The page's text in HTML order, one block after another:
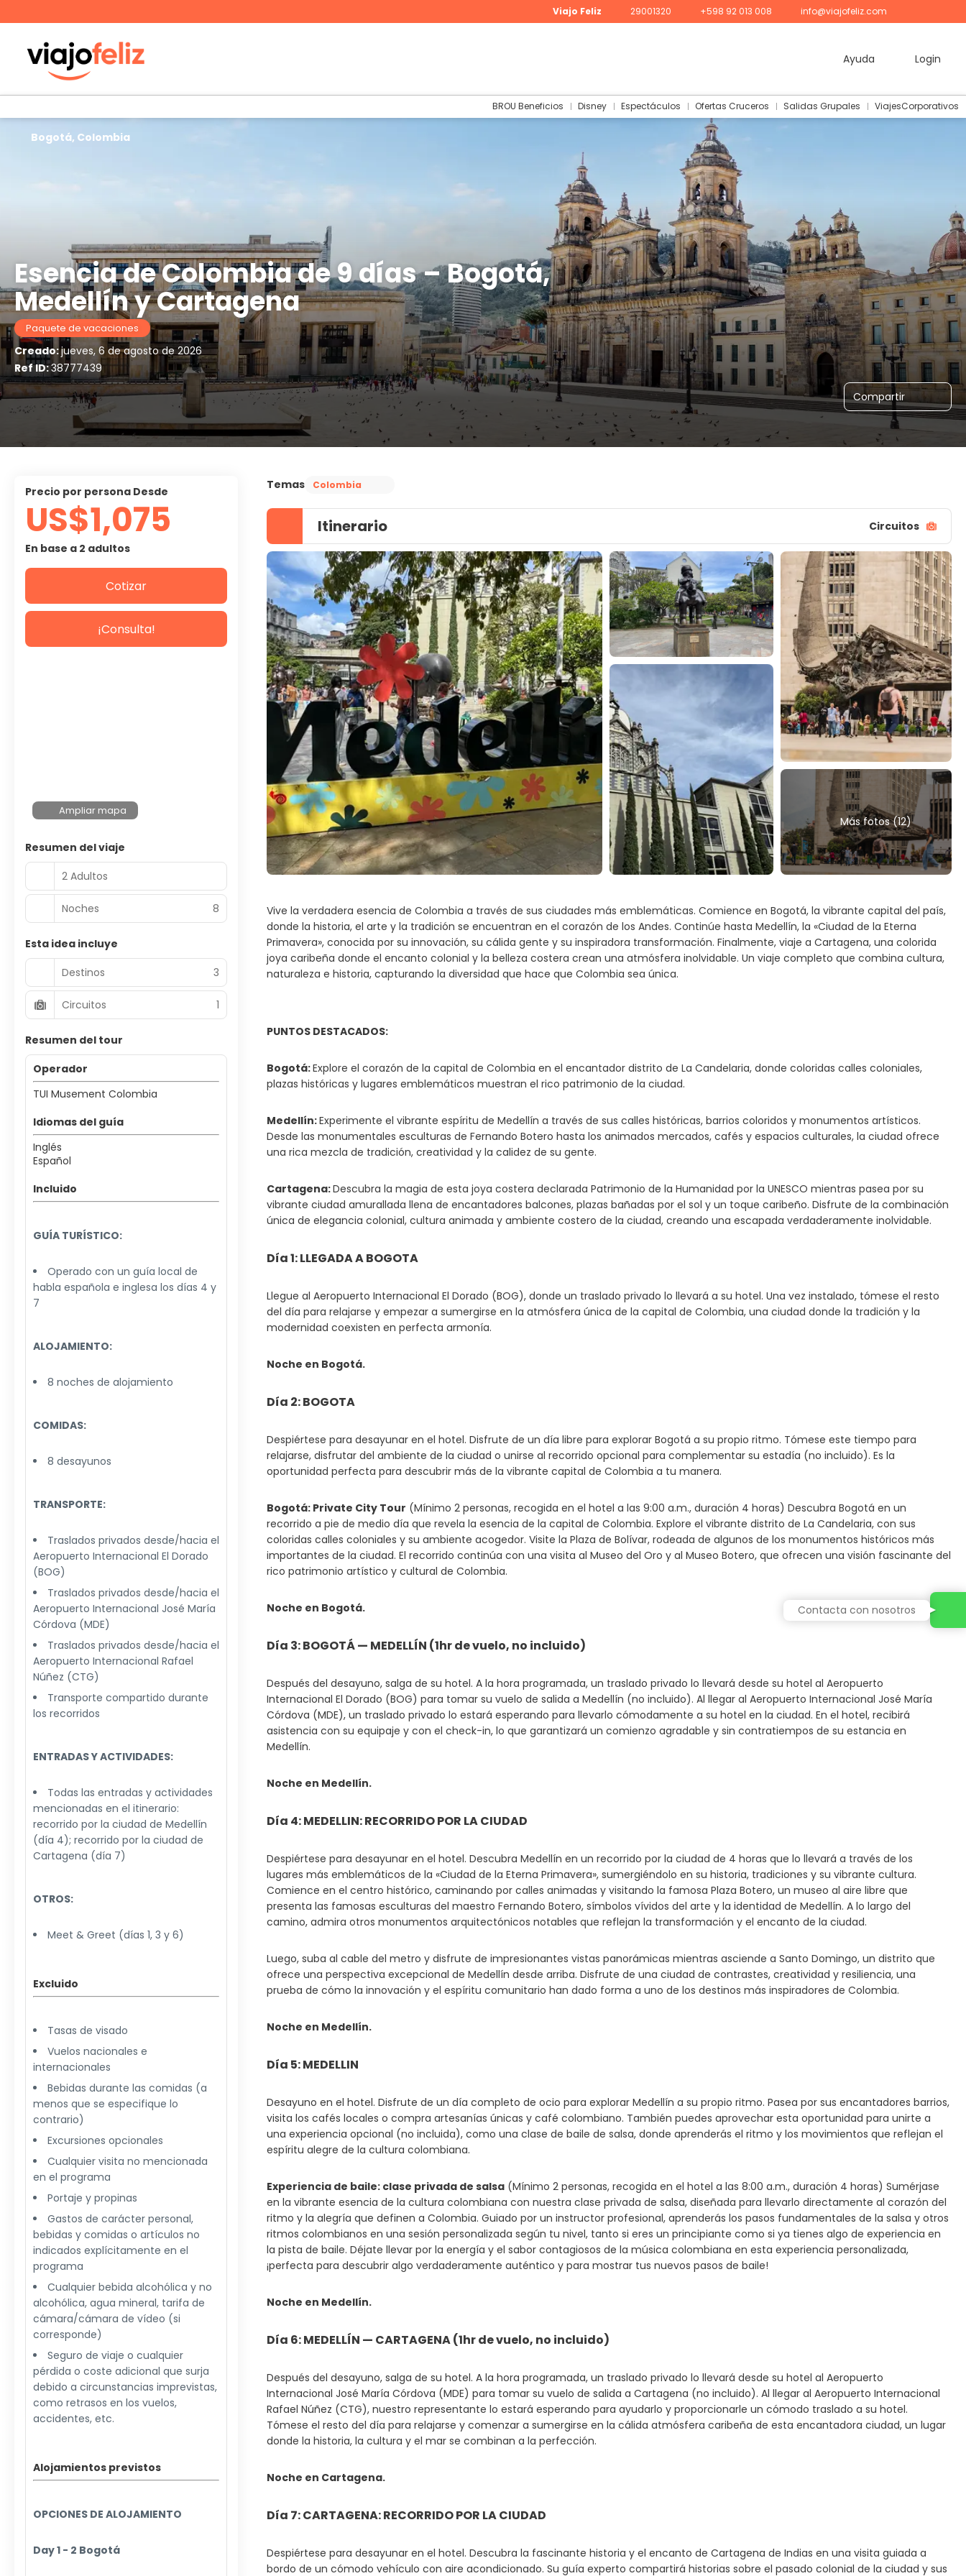
Viajo Feliz 29001320 +598 92 013 008 info@viajofeliz.com
Ayuda Login
BROU Beneficios Disney Espectáculos Ofertas Cruceros Salidas Grupales ViajesCorporativos
Esencia de Colombia de 9 días – Bogotá,
Medellín y Cartagena
Paquete de vacaciones
Creado:jueves, 6 de agosto de 2026
Ref ID:38777439
Compartir
Bogotá, Colombia
Temas Colombia
Itinerario Circuitos
Más fotos (12)
Vive la verdadera esencia de Colombia a través de sus ciudades más emblemáticas. Comience en Bogotá, la vibrante capital del país,
donde la historia, el arte y la tradición se encuentran en el corazón de los Andes. Continúe hasta Medellín, la «Ciudad de la Eterna
Primavera», conocida por su innovación, su cálida gente y su inspiradora transformación. Finalmente, viaje a Cartagena, una colorida
joya caribeña donde el encanto colonial y la belleza costera crean una atmósfera inolvidable. Un viaje completo que combina cultura,
naturaleza e historia, capturando la diversidad que hace que Colombia sea única.
PUNTOS DESTACADOS:
Bogotá:Explore el corazón de la capital de Colombia en el encantador distrito de La Candelaria, donde coloridas calles coloniales,
plazas históricas y lugares emblemáticos muestran el rico patrimonio de la ciudad.
Medellín:Experimente el vibrante espíritu de Medellín a través de sus calles históricas, barrios coloridos y monumentos artísticos.
Desde las monumentales esculturas de Fernando Botero hasta los animados mercados, cafés y espacios culturales, la ciudad ofrece
una rica mezcla de tradición, creatividad y la calidez de su gente.
Cartagena:Descubra la magia de esta joya costera declarada Patrimonio de la Humanidad por la UNESCO mientras pasea por su
vibrante ciudad amurallada llena de encantadores balcones, plazas bañadas por el sol y un toque caribeño. Disfrute de la combinación
única de elegancia colonial, cultura animada y ambiente costero de la ciudad, creando una escapada verdaderamente inolvidable.
Día 1: LLEGADA A BOGOTA
Llegue al Aeropuerto Internacional El Dorado (BOG), donde un traslado privado lo llevará a su hotel. Una vez instalado, tómese el resto
del día para relajarse y empezar a sumergirse en la atmósfera única de la capital de Colombia, una ciudad donde la tradición y la
modernidad coexisten en perfecta armonía.
Noche en Bogotá.
Día 2: BOGOTA
Despiértese para desayunar en el hotel. Disfrute de un día libre para explorar Bogotá a su propio ritmo. Tómese este tiempo para
relajarse, disfrutar del ambiente de la ciudad o unirse al recorrido opcional para complementar su estadía (no incluido). Es la
oportunidad perfecta para descubrir más de la vibrante capital de Colombia a tu manera.
Bogotá: Private City Tour (Mínimo 2 personas, recogida en el hotel a las 9:00 a.m., duración 4 horas) Descubra Bogotá en un
recorrido a pie de medio día que revela la esencia de la capital de Colombia. Explore el vibrante distrito de La Candelaria, con sus
coloridas calles coloniales y su ambiente acogedor. Visite la Plaza de Bolívar, rodeada de algunos de los monumentos históricos más
importantes de la ciudad. El recorrido continúa con una visita al Museo del Oro y al Museo Botero, que ofrecen una visión fascinante del
rico patrimonio artístico y cultural de Colombia.
Noche en Bogotá.
Día 3: BOGOTÁ — MEDELLÍN (1hr de vuelo, no incluido)
Después del desayuno, salga de su hotel. A la hora programada, un traslado privado lo llevará desde su hotel al Aeropuerto
Internacional El Dorado (BOG) para tomar su vuelo de salida a Medellín (no incluido). Al llegar al Aeropuerto Internacional José María
Córdova (MDE), un traslado privado lo estará esperando para llevarlo cómodamente a su hotel en la ciudad. En el hotel, recibirá
asistencia con su equipaje y con el check-in, lo que garantizará un comienzo agradable y sin contratiempos de su estancia en
Medellín.
Noche en Medellín.
Día 4: MEDELLIN: RECORRIDO POR LA CIUDAD
Despiértese para desayunar en el hotel. Descubra Medellín en un recorrido por la ciudad de 4 horas que lo llevará a través de los
lugares más emblemáticos de la «Ciudad de la Eterna Primavera», sumergiéndolo en su historia, tradiciones y su vibrante cultura.
Comience en el centro histórico, caminando por calles animadas y visitando la famosa Plaza Botero, un museo al aire libre que
presenta las famosas esculturas del maestro Fernando Botero, símbolos vívidos del arte y la identidad de Medellín. A lo largo del
camino, admira otros monumentos arquitectónicos notables que reflejan la transformación y el encanto de la ciudad.
Luego, suba al cable del metro y disfrute de impresionantes vistas panorámicas mientras asciende a Santo Domingo, un distrito que
ofrece una perspectiva excepcional de Medellín desde arriba. Disfrute de una ciudad de contrastes, creatividad y resiliencia, una
prueba de cómo la innovación y el espíritu comunitario han dado forma a uno de los destinos más inspiradores de Colombia.
Noche en Medellín.
Día 5: MEDELLIN
Desayuno en el hotel. Disfrute de un día completo de ocio para explorar Medellín a su propio ritmo. Pasea por sus encantadores barrios,
visita los cafés locales o compra artesanías únicas y café colombiano. También puedes aprovechar esta oportunidad para unirte a
una experiencia opcional (no incluida), como una clase de baile de salsa, donde aprenderás el ritmo y los movimientos que reflejan el
espíritu alegre de la cultura colombiana.
Experiencia de baile: clase privada de salsa (Mínimo 2 personas, recogida en el hotel a las 8:00 a.m., duración 4 horas) Sumérjase
en la vibrante esencia de la cultura colombiana con nuestra clase privada de salsa, diseñada para llevarlo directamente al corazón del
ritmo y la alegría que definen a Colombia. Guiado por un instructor profesional, aprenderás los pasos fundamentales de la salsa y otros
ritmos colombianos en una sesión personalizada según tu nivel, tanto si eres un principiante como si ya tienes algo de experiencia en
la pista de baile. Déjate llevar por la energía y el sabor contagiosos de la música colombiana en esta experiencia personalizada,
¡perfecta para descubrir algo verdaderamente auténtico y para mostrar tus nuevos pasos de baile!
Noche en Medellín.
Día 6: MEDELLÍN — CARTAGENA (1hr de vuelo, no incluido)
Después del desayuno, salga de su hotel. A la hora programada, un traslado privado lo llevará desde su hotel al Aeropuerto
Internacional José María Córdova (MDE) para tomar su vuelo de salida a Cartagena (no incluido). Al llegar al Aeropuerto Internacional
Rafael Núñez (CTG), nuestro representante lo estará esperando para ayudarlo y proporcionarle un cómodo traslado a su hotel.
Tómese el resto del día para relajarse y comenzar a sumergirse en la cálida atmósfera caribeña de esta encantadora ciudad, un lugar
donde la historia, la cultura y el mar se combinan a la perfección.
Noche en Cartagena.
Día 7: CARTAGENA: RECORRIDO POR LA CIUDAD
Despiértese para desayunar en el hotel. Descubra la fascinante historia y el encanto de Cartagena de Indias en una visita guiada a
bordo de un cómodo vehículo con aire acondicionado. Su guía experto compartirá historias sobre el pasado colonial de la ciudad y sus
precio por persona Desde
US$1,075
En base a 2 adultos
Cotizar
¡Consulta!
Ampliar mapa
Resumen del viaje
2 Adultos
Noches 8
Esta idea incluye
Destinos
3
Circuitos 1
Resumen del tour
Operador
TUI Musement Colombia
Idiomas del guía
Inglés
Español
Incluido
GUÍA TURÍSTICO:
Operado con un guía local de
habla española e inglesa los días 4 y
7
ALOJAMIENTO:
8 noches de alojamiento
COMIDAS:
8 desayunos
TRANSPORTE:
Traslados privados desde/hacia el
Aeropuerto Internacional El Dorado
(BOG)
Traslados privados desde/hacia el
Aeropuerto Internacional José María
Córdova (MDE)
Traslados privados desde/hacia el
Aeropuerto Internacional Rafael
Núñez (CTG)
Transporte compartido durante
los recorridos
ENTRADAS Y ACTIVIDADES:
Todas las entradas y actividades
mencionadas en el itinerario:
recorrido por la ciudad de Medellín
(día 4); recorrido por la ciudad de
Cartagena (día 7)
OTROS:
Meet & Greet (días 1, 3 y 6)
Excluido
Tasas de visado
Vuelos nacionales e
internacionales
Bebidas durante las comidas (a
menos que se especifique lo
contrario)
Excursiones opcionales
Cualquier visita no mencionada
en el programa
Portaje y propinas
Gastos de carácter personal,
bebidas y comidas o artículos no
indicados explícitamente en el
programa
Cualquier bebida alcohólica y no
alcohólica, agua mineral, tarifa de
cámara/cámara de vídeo (si
corresponde)
Seguro de viaje o cualquier
pérdida o coste adicional que surja
debido a circunstancias imprevistas,
como retrasos en los vuelos,
accidentes, etc.
Alojamientos previstos
OPCIONES DE ALOJAMIENTO
Day 1 - 2 Bogotá
Contacta con nosotros